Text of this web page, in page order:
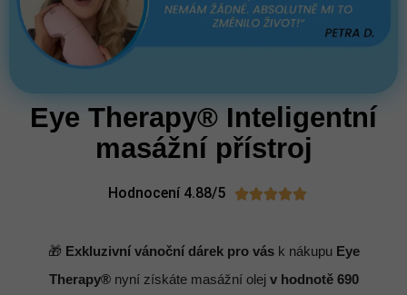
Eye Therapy® Inteligentní
masážní přístroj
Hodnocení 4.88/5 
🎁 Exkluzivní vánoční dárek pro vás k nákupu Eye
Therapy® nyní získáte masážní olej v hodnotě 690